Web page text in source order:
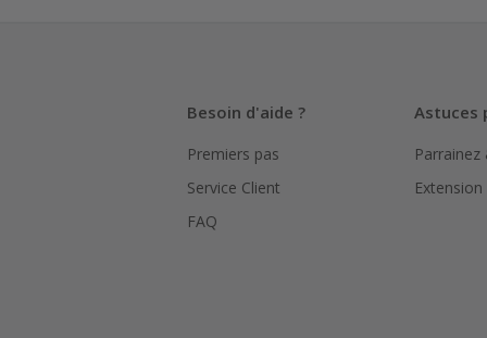
le suivi
Pour
bouton
Assurez-
Besoin d'aide ?
Premiers pas
Service Client
FAQ
Astuces